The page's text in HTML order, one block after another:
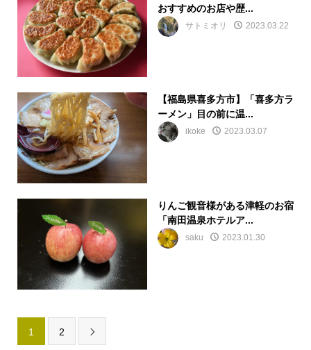
おすすめのお店や歴...
サトミオリ 2023.03.22
【福島県喜多方市】「喜多方ラ
ーメン」目の前に温...
ikoke 2023.03.07
りんご観音様がある津軽のお宿
「南田温泉ホテルア...
saku 2023.01.30
1 2 